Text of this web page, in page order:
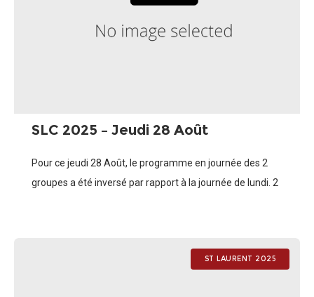
SLC 2025 – Jeudi 28 Août
Pour ce jeudi 28 Août, le programme en journée des 2
groupes a été inversé par rapport à la journée de lundi. 2
ST LAURENT 2025